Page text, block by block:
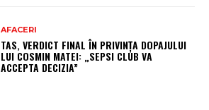
AFACERI
TAS, VERDICT FINAL ÎN PRIVINȚA DOPAJULUI
LUI COSMIN MATEI: „SEPSI CLUB VA
ACCEPTA DECIZIA”